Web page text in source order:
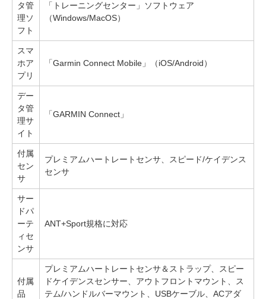
タ管
理ソ
フト
「トレーニングセンター」ソフトウェア
（Windows/MacOS）
スマ
ホア
プリ
「Garmin Connect Mobile」（iOS/Android）
デー
タ管
理サ
イト
「GARMIN Connect」
付属
セン
サ
プレミアムハートレートセンサ、スピード/ケイデンス
センサ
サー
ドパ
ーテ
ィセ
ンサ
ANT+Sport規格に対応
付属
品
プレミアムハートレートセンサ＆ストラップ、スピー
ドケイデンスセンサー、アウトフロントマウント、ス
テム/ハンドルバーマウント、USBケーブル、ACアダ